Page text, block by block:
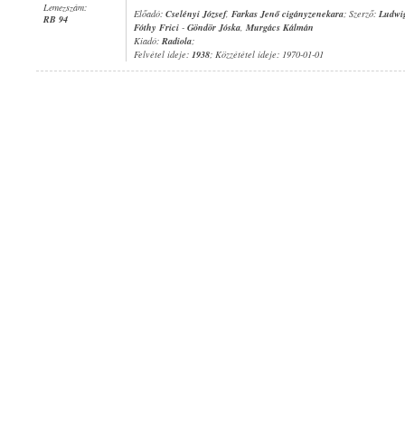
Lemezszám:
RB 94
Előadó: Cselényi József, Farkas Jenő cigányzenekara; Szerző:
Fóthy Frici - Göndör Jóska, Murgács Kálmán
Kiadó: Radiola;
Felvétel ideje: 1938; Közzététel ideje: 1970-01-01